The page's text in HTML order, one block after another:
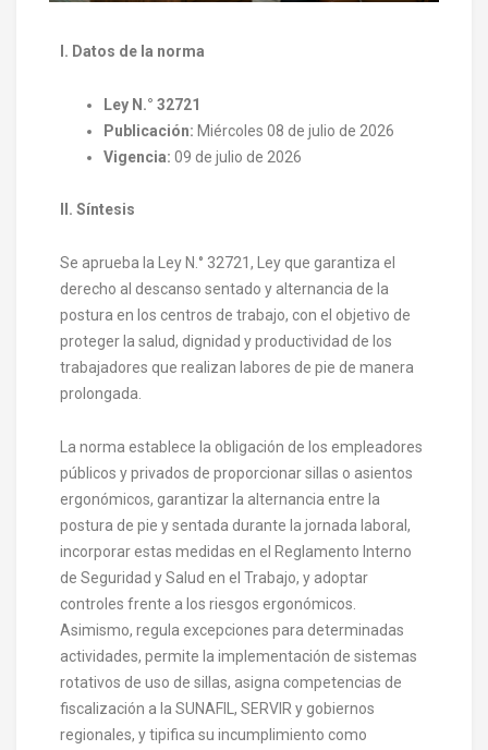
I. Datos de la norma
Ley N.° 32721
Publicación: Miércoles 08 de julio de 2026
Vigencia: 09 de julio de 2026
II. Síntesis
Se aprueba la Ley N.° 32721, Ley que garantiza el
derecho al descanso sentado y alternancia de la
postura en los centros de trabajo, con el objetivo de
proteger la salud, dignidad y productividad de los
trabajadores que realizan labores de pie de manera
prolongada.
La norma establece la obligación de los empleadores
públicos y privados de proporcionar sillas o asientos
ergonómicos, garantizar la alternancia entre la
postura de pie y sentada durante la jornada laboral,
incorporar estas medidas en el Reglamento Interno
de Seguridad y Salud en el Trabajo, y adoptar
controles frente a los riesgos ergonómicos.
Asimismo, regula excepciones para determinadas
actividades, permite la implementación de sistemas
rotativos de uso de sillas, asigna competencias de
fiscalización a la SUNAFIL, SERVIR y gobiernos
regionales, y tipifica su incumplimiento como